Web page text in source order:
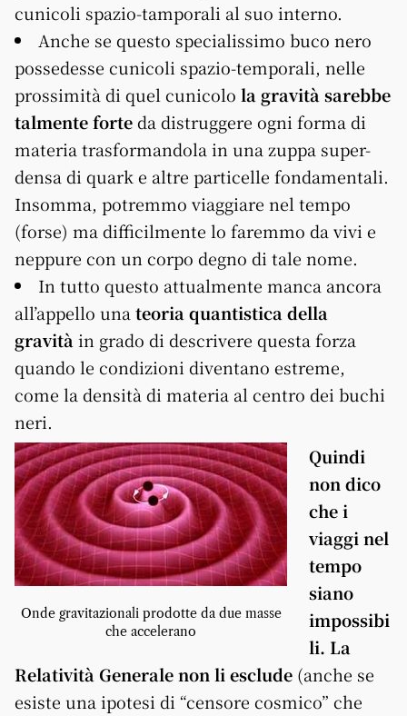
cunicoli spazio-tamporali al suo interno.
Anche se questo specialissimo buco nero
possedesse cunicoli spazio-temporali, nelle
prossimità di quel cunicolo la gravità sarebbe
talmente forteda distruggere ogni forma di
materia trasformandola in una zuppa super-
densa di quark e altre particelle fondamentali.
Insomma, potremmo viaggiare nel tempo
(forse) ma difficilmente lo faremmo da vivi e
neppure con un corpo degno di tale nome.
In tutto questo attualmente manca ancora
all’appello una teoria quantistica della
gravità in grado di descrivere questa forza
quando le condizioni diventano estreme,
come la densità di materia al centro dei buchi
neri.
Onde gravitazionali prodotte da due masse
che accelerano
Quindi
non dico
che i
viaggi nel
tempo
siano
impossibi
li. La
Relatività Generale non li esclude (anche se
esiste una ipotesi di “censore cosmico” che